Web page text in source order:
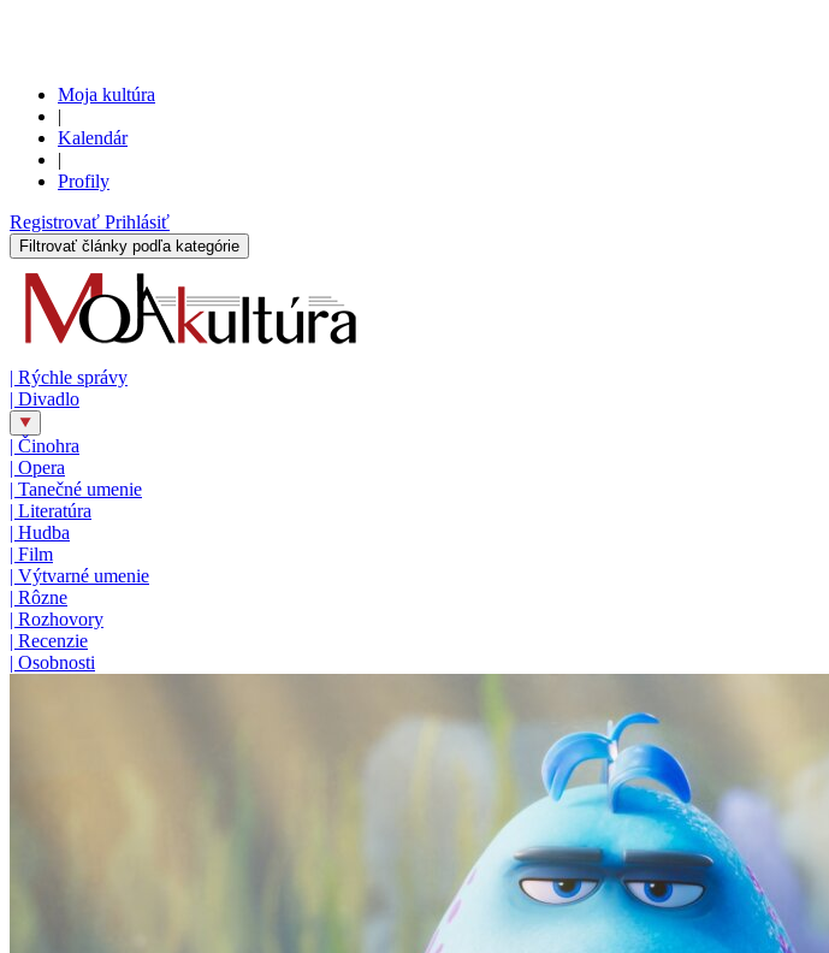
Moja kultúra
|
Kalendár
|
Profily
Registrovať Prihlásiť
Filtrovať články podľa kategórie
| Rýchle správy
| Divadlo
| Činohra
| Opera
| Tanečné umenie
| Literatúra
| Hudba
| Film
| Výtvarné umenie
| Rôzne
| Rozhovory
| Recenzie
| Osobnosti